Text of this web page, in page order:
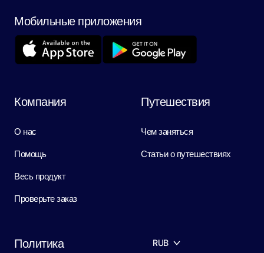
Мобильные приложения
Компания
О нас
Помощь
Весь продукт
Проверьте заказ
Путешествия
Чем заняться
Статьи о путешествиях
Политика RUB